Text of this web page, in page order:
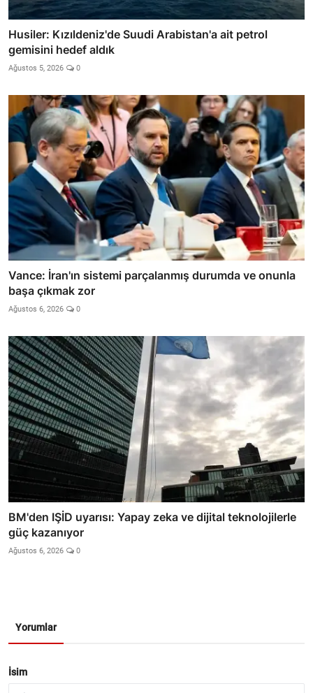
Husiler: Kızıldeniz'de Suudi Arabistan'a ait petrol
gemisini hedef aldık
Ağustos 5, 2026 0
Vance: İran'ın sistemi parçalanmış durumda ve onunla
başa çıkmak zor
Ağustos 6, 2026 0
BM'den IŞİD uyarısı: Yapay zeka ve dijital teknolojilerle
güç kazanıyor
Ağustos 6, 2026 0
Yorumlar
İsim